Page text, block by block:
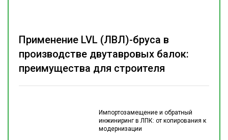
Импортозамещение и обратный
инжиниринг в ЛПК: от копирования к
модернизации
Применение LVL (ЛВЛ)-бруса в
производстве двутавровых балок:
преимущества для строителя